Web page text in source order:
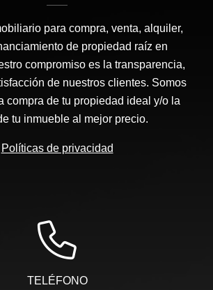
para compra, venta, alquiler,
de propiedad raíz en
compromiso es la transparencia,
de nuestros clientes. Somos
compra de tu propiedad ideal y/o la
tu inmueble al mejor precio.
Políticas de privacidad
TELÉFONO